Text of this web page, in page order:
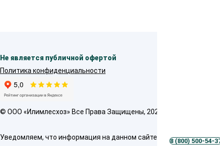
8 (800) 500-54-
Не является публичной офертой
Политика конфиденциальности
© OOO «Илимлесхоз» Все Права Защищены, 2026
Уведомляем, что информация на данном сайте предназначена